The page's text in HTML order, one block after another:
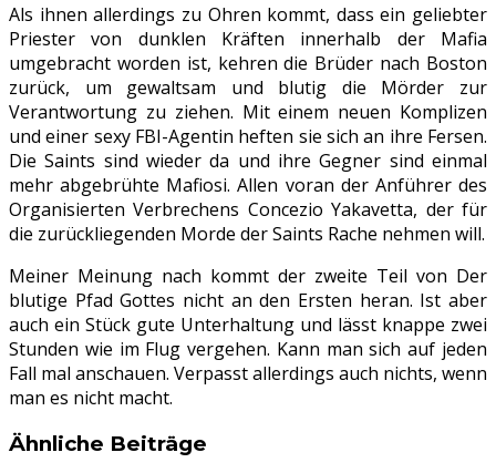
Als ihnen allerdings zu Ohren kommt, dass ein geliebter
Priester von dunklen Kräften innerhalb der Mafia
umgebracht worden ist, kehren die Brüder nach Boston
zurück, um gewaltsam und blutig die Mörder zur
Verantwortung zu ziehen. Mit einem neuen Komplizen
und einer sexy FBI-Agentin heften sie sich an ihre Fersen.
Die Saints sind wieder da und ihre Gegner sind einmal
mehr abgebrühte Mafiosi. Allen voran der Anführer des
Organisierten Verbrechens Concezio Yakavetta, der für
die zurückliegenden Morde der Saints Rache nehmen will.
Meiner Meinung nach kommt der zweite Teil von Der
blutige Pfad Gottes nicht an den Ersten heran. Ist aber
auch ein Stück gute Unterhaltung und lässt knappe zwei
Stunden wie im Flug vergehen. Kann man sich auf jeden
Fall mal anschauen. Verpasst allerdings auch nichts, wenn
man es nicht macht.
Ähnliche Beiträge